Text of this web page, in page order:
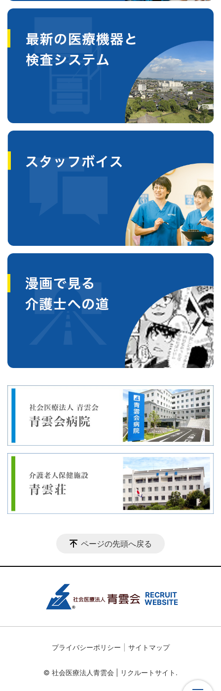
ページの先頭へ戻る
プライバシーポリシー サイトマップ
© 社会医療法人青雲会 | リクルートサイト.